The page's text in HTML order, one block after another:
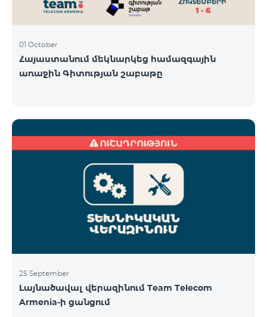
01 October
Հայաստանում մեկնարկեց համազգային
առաջին Գիտության շաբաթը
25 September
Լայնածավալ վերազինում Team Telecom
Armenia-ի ցանցում